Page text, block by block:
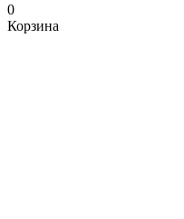
0
Корзина